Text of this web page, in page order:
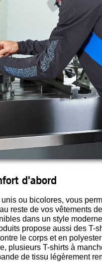
d'abord
ou bicolores, vous
reste de vos vêtements
dans un style
propose aussi des T-
le corps et en
plusieurs T-shirts à
de tissu légèrement